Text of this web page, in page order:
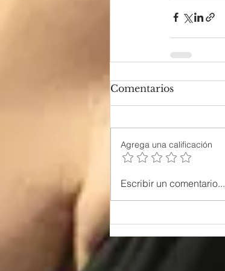
Comentarios
Agrega una calificación
Escribir un comentario...